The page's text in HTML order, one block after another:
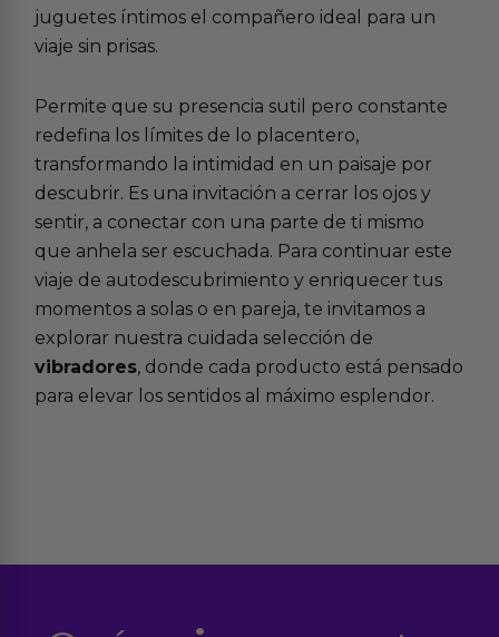
juguetes íntimos el compañero ideal para un
viaje sin prisas.
Permite que su presencia sutil pero constante
redefina los límites de lo placentero,
transformando la intimidad en un paisaje por
descubrir. Es una invitación a cerrar los ojos y
sentir, a conectar con una parte de ti mismo
que anhela ser escuchada. Para continuar este
viaje de autodescubrimiento y enriquecer tus
momentos a solas o en pareja, te invitamos a
explorar nuestra cuidada selección de
vibradores, donde cada producto está pensado
para elevar los sentidos al máximo esplendor.